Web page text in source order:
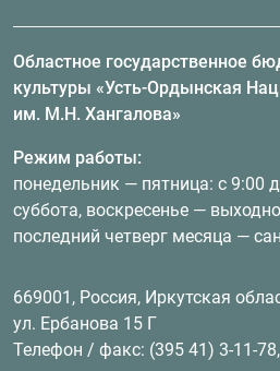
Областное государственное
культуры «Усть-Ордынская
им. М.Н. Хангалова»
Режим работы:
понедельник — пятница: с 9:00
суббота, воскресенье —
последний четверг месяца —
669001, Россия, Иркутская
ул. Ербанова 15 Г
Телефон / факс: (395 41) 3-11-